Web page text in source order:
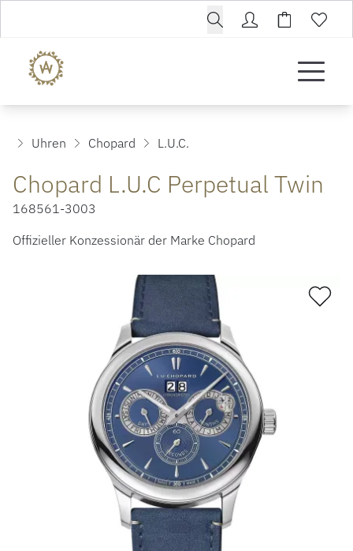
ROLEX CERTIFIED PRE-OWNED
Uhren Chopard L.U.C.
Chopard L.U.C Perpetual Twin
168561-3003
Offizieller Konzessionär der Marke Chopard